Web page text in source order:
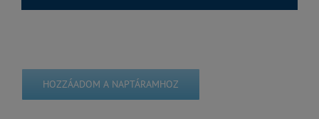
HOZZÁADOM A NAPTÁRAMHOZ